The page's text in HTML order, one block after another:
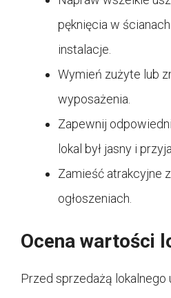
pęknięcia w
instalacje.
Wymień zużyte lub
wyposażenia.
Zapewnij
lokal był jasny i
Zamieść atrakcyjne
ogłoszeniach.
Ocena wartości
Przed sprzedażą